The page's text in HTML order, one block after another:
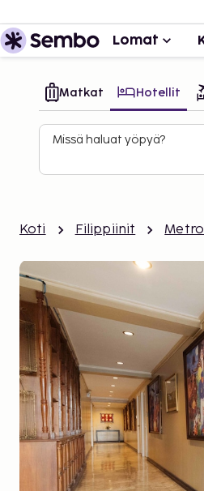
Lomat
Matkat Hotellit
Missä haluat yöpyä?
Koti Filippiinit